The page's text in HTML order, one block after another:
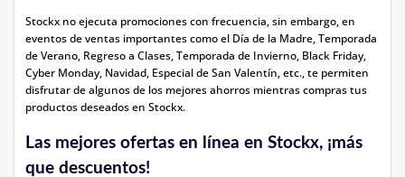
Stockx no ejecuta promociones con frecuencia, sin embargo, en
eventos de ventas importantes como el Día de la Madre, Temporada
de Verano, Regreso a Clases, Temporada de Invierno, Black Friday,
Cyber Monday, Navidad, Especial de San Valentín, etc., te permiten
disfrutar de algunos de los mejores ahorros mientras compras tus
productos deseados en Stockx.
Las mejores ofertas en línea en Stockx, ¡más
que descuentos!